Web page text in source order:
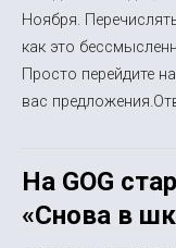
Ноября.
как это
Просто перейдите
вас
На GOG
«Снова в